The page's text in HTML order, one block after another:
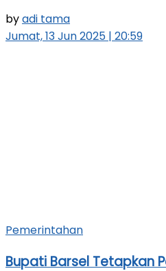
byadi tama
Jumat, 13 Jun 2025 | 20:59
Pemerintahan
Bupati Barsel Tetapkan